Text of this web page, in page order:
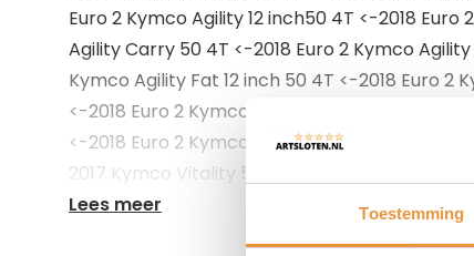
Toestemming
Euro 2 Kymco Agility 12 inch50 4T <-2018 Euro
Agility Carry 50 4T <-2018 Euro 2 Kymco
Kymco Agility Fat 12 inch 50 4T <-2018 Euro 2
<-2018 Euro 2 Kymco DJ 50 AC 2T Kymco Dink
<-2018 Euro 2 Kymco VP50 50 4T <-2018 Euro
2017 Kymco Vitality 50 AC 4T 2004-2017
Lees meer